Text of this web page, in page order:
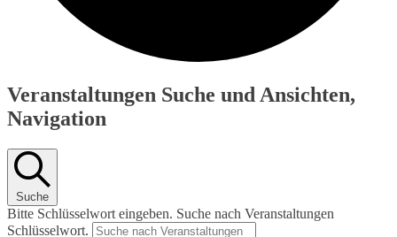
Veranstaltungen
für
31,
2026
Veranstaltungen Suche und Ansichten,
Navigation
Suche
Bitte Schlüsselwort eingeben. Suche nach Veranstaltungen
Schlüsselwort.